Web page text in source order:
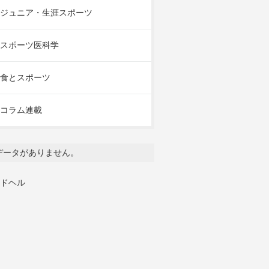
ジュニア・生涯スポーツ
スポーツ医科学
食とスポーツ
コラム連載
タがありません。